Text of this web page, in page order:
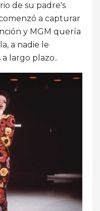
de su padre's
a capturar
y MGM quería
a nadie le
largo plazo..